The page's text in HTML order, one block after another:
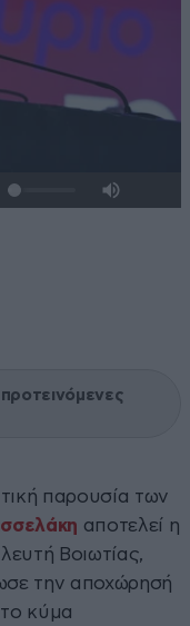
παρουσία των
αποτελεί η
Βοιωτίας,
την αποχώρησή
κύμα